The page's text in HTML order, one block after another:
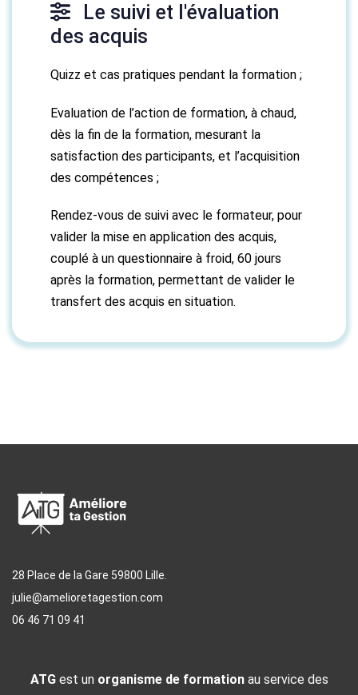
Le suivi et l'évaluation
des acquis
Quizz et cas pratiques pendant la formation ;
Evaluation de l’action de formation, à chaud,
dès la fin de la formation, mesurant la
satisfaction des participants, et l’acquisition
des compétences ;
Rendez-vous de suivi avec le formateur, pour
valider la mise en application des acquis,
couplé à un questionnaire à froid, 60 jours
après la formation, permettant de valider le
transfert des acquis en situation.
28 Place de la Gare 59800 Lille.
julie@amelioretagestion.com
06 46 71 09 41
ATGest un organisme de formationau service des